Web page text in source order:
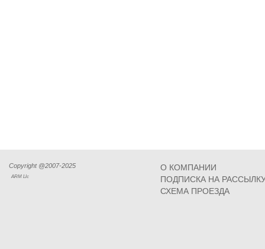
Copyright @2007-2025
ARM Llc
О КОМПАНИИ
ПОДПИСКА НА
СХЕМА ПРОЕЗДА